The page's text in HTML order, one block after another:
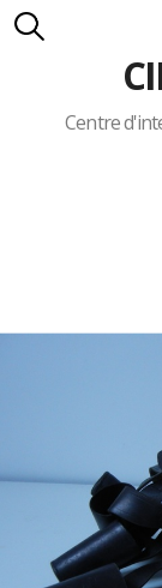
Carlota Royo
Francesca
Centre